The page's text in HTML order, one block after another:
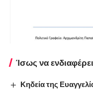
Ίσως να
Κηδεία της